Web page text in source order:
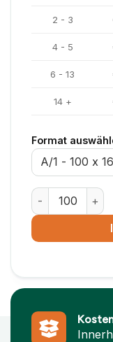
2 - 3
4 - 5
6 - 13
14 +
Format